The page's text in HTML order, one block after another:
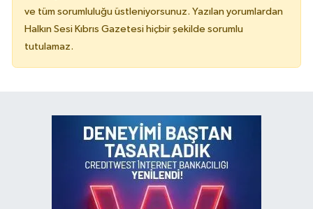
ve tüm sorumluluğu üstleniyorsunuz. Yazılan yorumlardan
Halkın Sesi Kıbrıs Gazetesi hiçbir şekilde sorumlu
tutulamaz.